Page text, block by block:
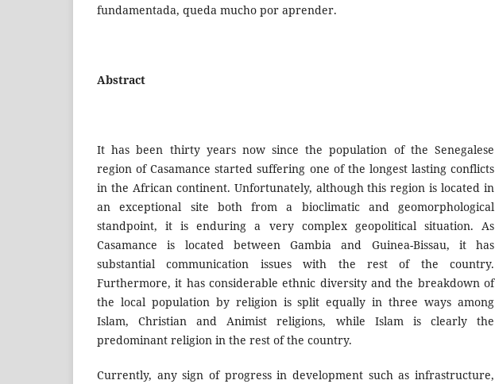
fundamentada, queda mucho por aprender.
Abstract
It has been thirty years now since the population of the Senegalese
region of Casamance started suffering one of the longest lasting conflicts
in the African continent. Unfortunately, although this region is located in
an exceptional site both from a bioclimatic and geomorphological
standpoint, it is enduring a very complex geopolitical situation. As
Casamance is located between Gambia and Guinea-Bissau, it has
substantial communication issues with the rest of the country.
Furthermore, it has considerable ethnic diversity and the breakdown of
the local population by religion is split equally in three ways among
Islam, Christian and Animist religions, while Islam is clearly the
predominant religion in the rest of the country.
Currently, any sign of progress in development such as infrastructure,